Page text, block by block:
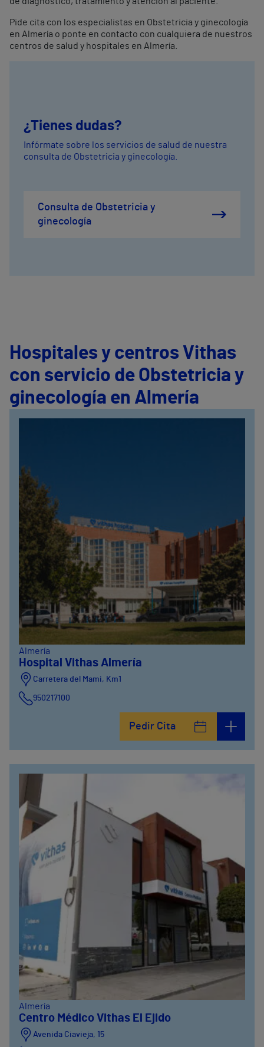
Pide cita con los especialistas en Obstetricia y ginecología
en Almería o ponte en contacto con cualquiera de nuestros
centros de salud y hospitales en Almería.
¿Tienes dudas?
Infórmate sobre los servicios de salud de nuestra
consulta de Obstetricia y ginecología.
Consulta de Obstetricia y
ginecología
Hospitales y centros Vithas
con servicio de Obstetricia y
ginecología en Almería
Almería
Hospital Vithas Almería
Carretera del Mami, Km1
950217100
Pedir Cita
Almería
Centro Médico Vithas El Ejido
Avenida Ciavieja, 15